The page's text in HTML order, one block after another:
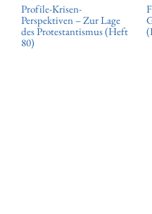
Profile-Krisen-
Perspektiven – Zur Lage
des Protestantismus (Heft
80)